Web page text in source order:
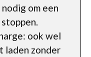
om een
ook wel
laden zonder